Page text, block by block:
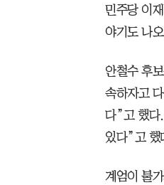
민주당 이
야기도 나
안철수 후
속하자고
다”고 했다
있다”고 했
계엄이 불